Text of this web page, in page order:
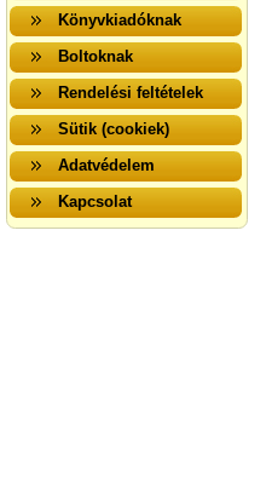
Könyvkiadóknak
Boltoknak
Rendelési feltételek
Sütik (cookiek)
Adatvédelem
Kapcsolat